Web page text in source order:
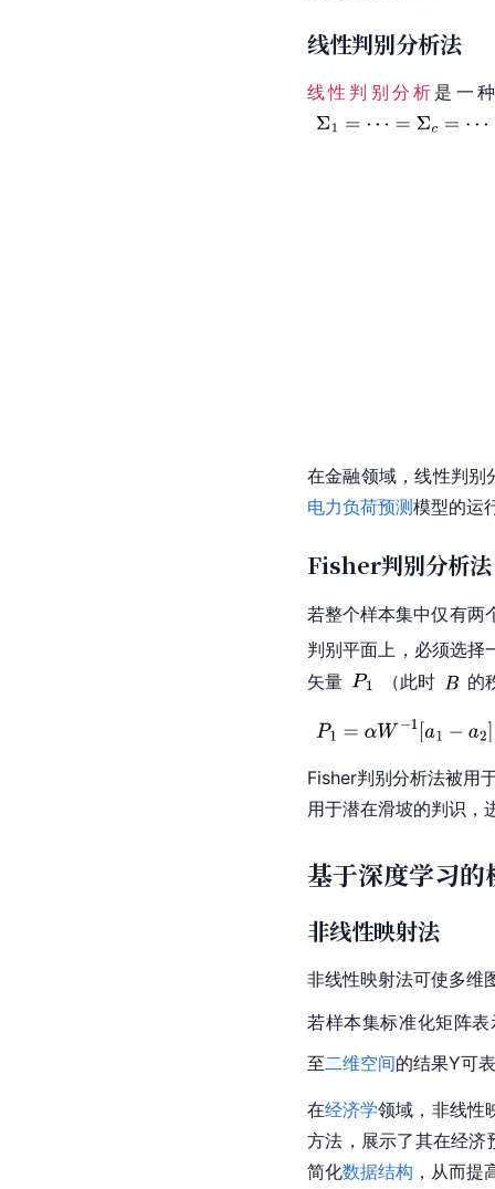
线性判别分析法
线性判别分析 是一
在金融领域，线性判别
电力负荷预测模型的运
Fisher判别分析法
若整个样本集中仅有两
判别平面上，必须选择
矢量
（此时 的
Fisher判别分析法被用
用于潜在滑坡的判识，
基于深度学习的
非线性映射法
非线性映射法可使多维
若样本集标准化矩阵表
至二维空间的结果Y可
在经济学领域，非线性
方法，展示了其在经济
简化数据结构 ，从而提